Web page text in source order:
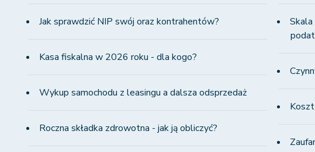
Jak sprawdzić NIP swój oraz kontrahentów?
Kasa fiskalna w 2026 roku - dla kogo?
Wykup samochodu z leasingu a dalsza odsprzedaż
Roczna składka zdrowotna - jak ją obliczyć?